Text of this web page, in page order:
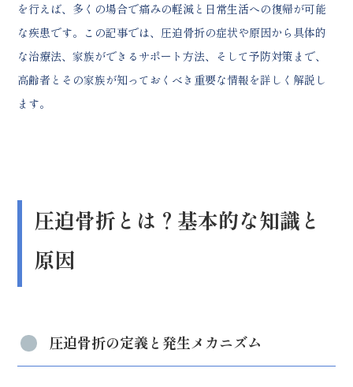
手術のリスクと回復期間
コルセット治療の効果と正しい使用方法
コルセットの種類と選び方
硬性コルセットと軟性コルセットの
違い
鎮痛薬の種類と使い分け
急性期のリハビリ（安静期間中）
を行えば、多くの場合で痛みの軽減と日常生活への復帰が可能
な疾患です。 この記事では、圧迫骨折の症状や原因から具体的
な治療法、家族ができるサポート方法、そして予防対策まで、
高齢者とその家族が知っておくべき重要な情報を詳しく解説し
ます。
圧迫骨折とは？基本的な知識と
原因
圧迫骨折の定義と発生メカニズム